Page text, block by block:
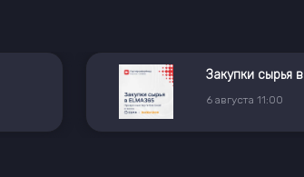
6 августа 11:00